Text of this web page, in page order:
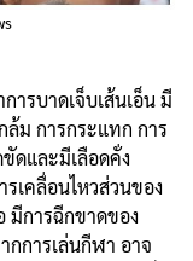
ารบาดเจ็บเส้นเอ็น มี
ล้ม การกระแทก การ
ดและมีเลือดคั่ง
เคลื่อนไหวส่วนของ
มีการฉีกขาดของ
กการเล่นกีฬา อาจ